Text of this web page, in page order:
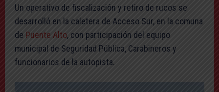
Un operativo de fiscalización y retiro de rucos se
desarrolló en la caletera de Acceso Sur, en la comuna
de Puente Alto, con participación del equipo
municipal de Seguridad Pública, Carabineros y
funcionarios de la autopista.